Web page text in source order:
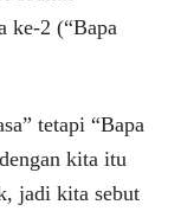
ke-2 (“Bapa
tetapi “Bapa
kita itu
jadi kita sebut